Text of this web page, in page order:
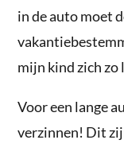
in de auto moet
mijn kind zich zo
Voor een lange
verzinnen! Dit